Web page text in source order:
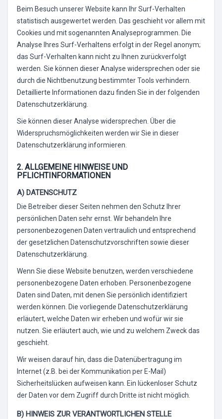
Beim Besuch unserer Website kann Ihr Surf-Verhalten
statistisch ausgewertet werden. Das geschieht vor allem mit
Cookies und mit sogenannten Analyseprogrammen. Die
Analyse Ihres Surf-Verhaltens erfolgt in der Regel anonym;
das Surf-Verhalten kann nicht zu Ihnen zurückverfolgt
werden. Sie können dieser Analyse widersprechen oder sie
durch die Nichtbenutzung bestimmter Tools verhindern.
Detaillierte Informationen dazu finden Sie in der folgenden
Datenschutzerklärung.
Sie können dieser Analyse widersprechen. Über die
Widerspruchsmöglichkeiten werden wir Sie in dieser
Datenschutzerklärung informieren.
2. ALLGEMEINE HINWEISE UND
PFLICHTINFORMATIONEN
A) DATENSCHUTZ
Die Betreiber dieser Seiten nehmen den Schutz Ihrer
persönlichen Daten sehr ernst. Wir behandeln Ihre
personenbezogenen Daten vertraulich und entsprechend
der gesetzlichen Datenschutzvorschriften sowie dieser
Datenschutzerklärung.
Wenn Sie diese Website benutzen, werden verschiedene
personenbezogene Daten erhoben. Personenbezogene
Daten sind Daten, mit denen Sie persönlich identifiziert
werden können. Die vorliegende Datenschutzerklärung
erläutert, welche Daten wir erheben und wofür wir sie
nutzen. Sie erläutert auch, wie und zu welchem Zweck das
geschieht.
Wir weisen darauf hin, dass die Datenübertragung im
Internet (z.B. bei der Kommunikation per E-Mail)
Sicherheitslücken aufweisen kann. Ein lückenloser Schutz
der Daten vor dem Zugriff durch Dritte ist nicht möglich.
B) HINWEIS ZUR VERANTWORTLICHEN STELLE